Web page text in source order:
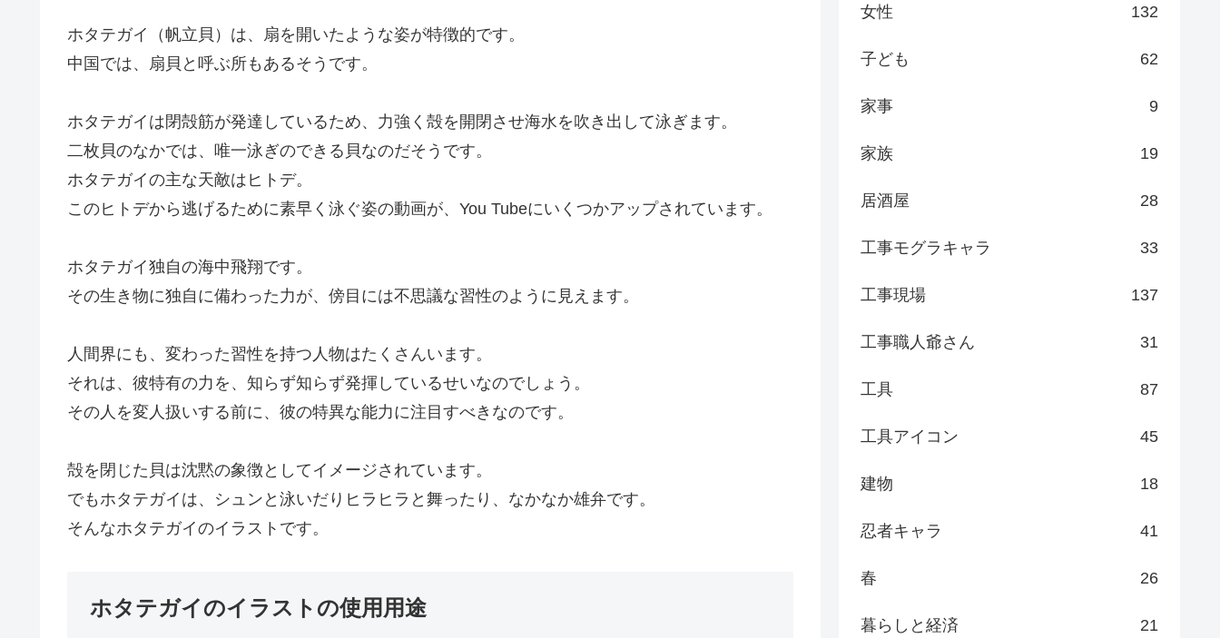
ホタテガイ（帆立貝）は、扇を開いたような姿が特徴的です。
中国では、扇貝と呼ぶ所もあるそうです。
ホタテガイは閉殻筋が発達しているため、力強く殻を開閉させ海水を吹き出して泳ぎます。
二枚貝のなかでは、唯一泳ぎのできる貝なのだそうです。
ホタテガイの主な天敵はヒトデ。
このヒトデから逃げるために素早く泳ぐ姿の動画が、You Tubeにいくつかアップされています。
ホタテガイ独自の海中飛翔です。
その生き物に独自に備わった力が、傍目には不思議な習性のように見えます。
人間界にも、変わった習性を持つ人物はたくさんいます。
それは、彼特有の力を、知らず知らず発揮しているせいなのでしょう。
その人を変人扱いする前に、彼の特異な能力に注目すべきなのです。
殻を閉じた貝は沈黙の象徴としてイメージされています。
でもホタテガイは、シュンと泳いだりヒラヒラと舞ったり、なかなか雄弁です。
そんなホタテガイのイラストです。
ホタテガイのイラストの使用用途
女性 132
子ども 62
家事 9
家族 19
居酒屋 28
工事モグラキャラ 33
工事現場 137
工事職人爺さん 31
工具 87
工具アイコン 45
建物 18
忍者キャラ 41
春 26
暮らしと経済 21